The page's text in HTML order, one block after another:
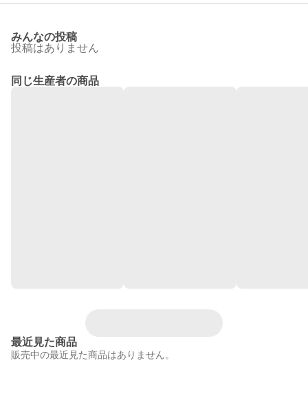
みんなの投稿
投稿はありません
同じ生産者の商品
最近見た商品
販売中の最近見た商品はありません。